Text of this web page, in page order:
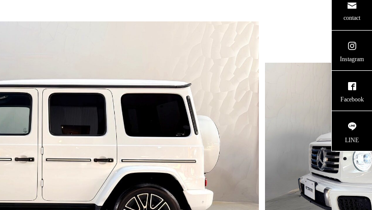
contact
Instagram
Facebook
LINE